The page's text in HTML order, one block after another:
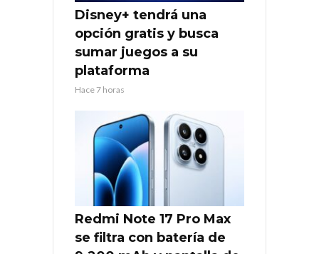
Disney+ tendrá una
opción gratis y busca
sumar juegos a su
plataforma
Hace 7 horas
Redmi Note 17 Pro Max
se filtra con batería de